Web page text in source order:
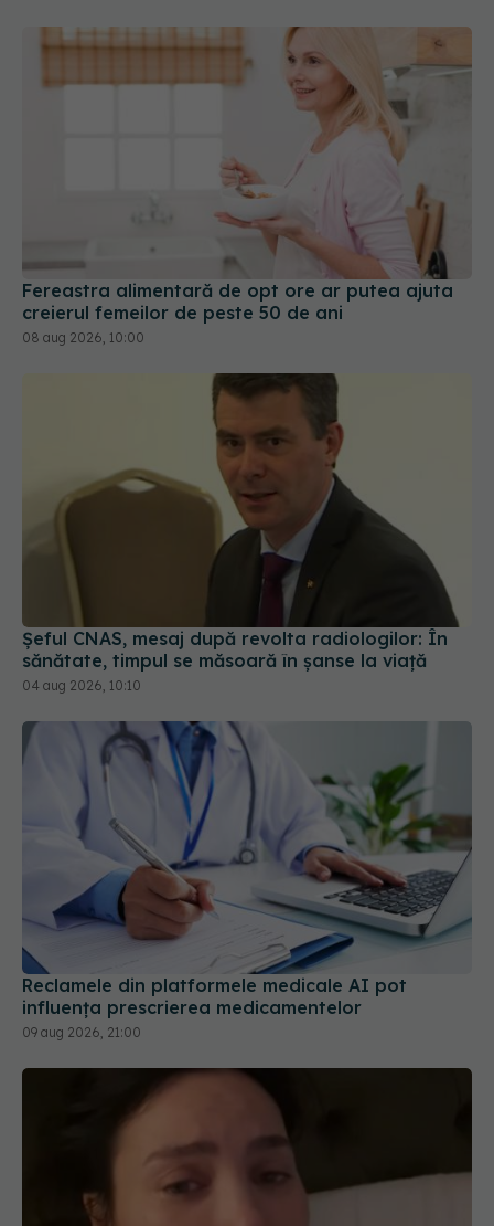
Fereastra alimentară de opt ore ar putea ajuta
creierul femeilor de peste 50 de ani
08 aug 2026, 10:00
Șeful CNAS, mesaj după revolta radiologilor: În
sănătate, timpul se măsoară în șanse la viață
04 aug 2026, 10:10
Reclamele din platformele medicale AI pot
influența prescrierea medicamentelor
09 aug 2026, 21:00